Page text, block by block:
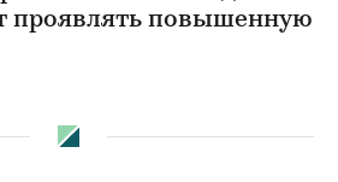
проявлять повышенную